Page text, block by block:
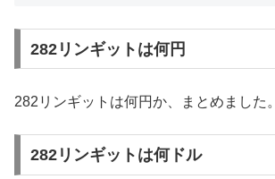
282リンギットは何円
282リンギットは何円か、まとめました。
282リンギットは何ドル